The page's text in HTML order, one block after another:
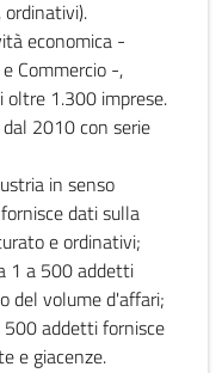
economica -
Commercio -,
oltre 1.300 imprese.
2010 con serie
in senso
dati sulla
e ordinativi;
1 a 500 addetti
del volume d'affari;
500 addetti fornisce
e giacenze.